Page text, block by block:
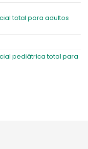
total para adultos
pediátrica total para